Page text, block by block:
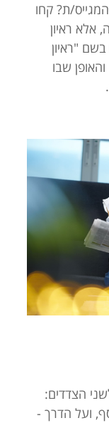
ת? קחו
אלא ראיון
"ראיון
שבו
הצדדים:
ועל הדרך -